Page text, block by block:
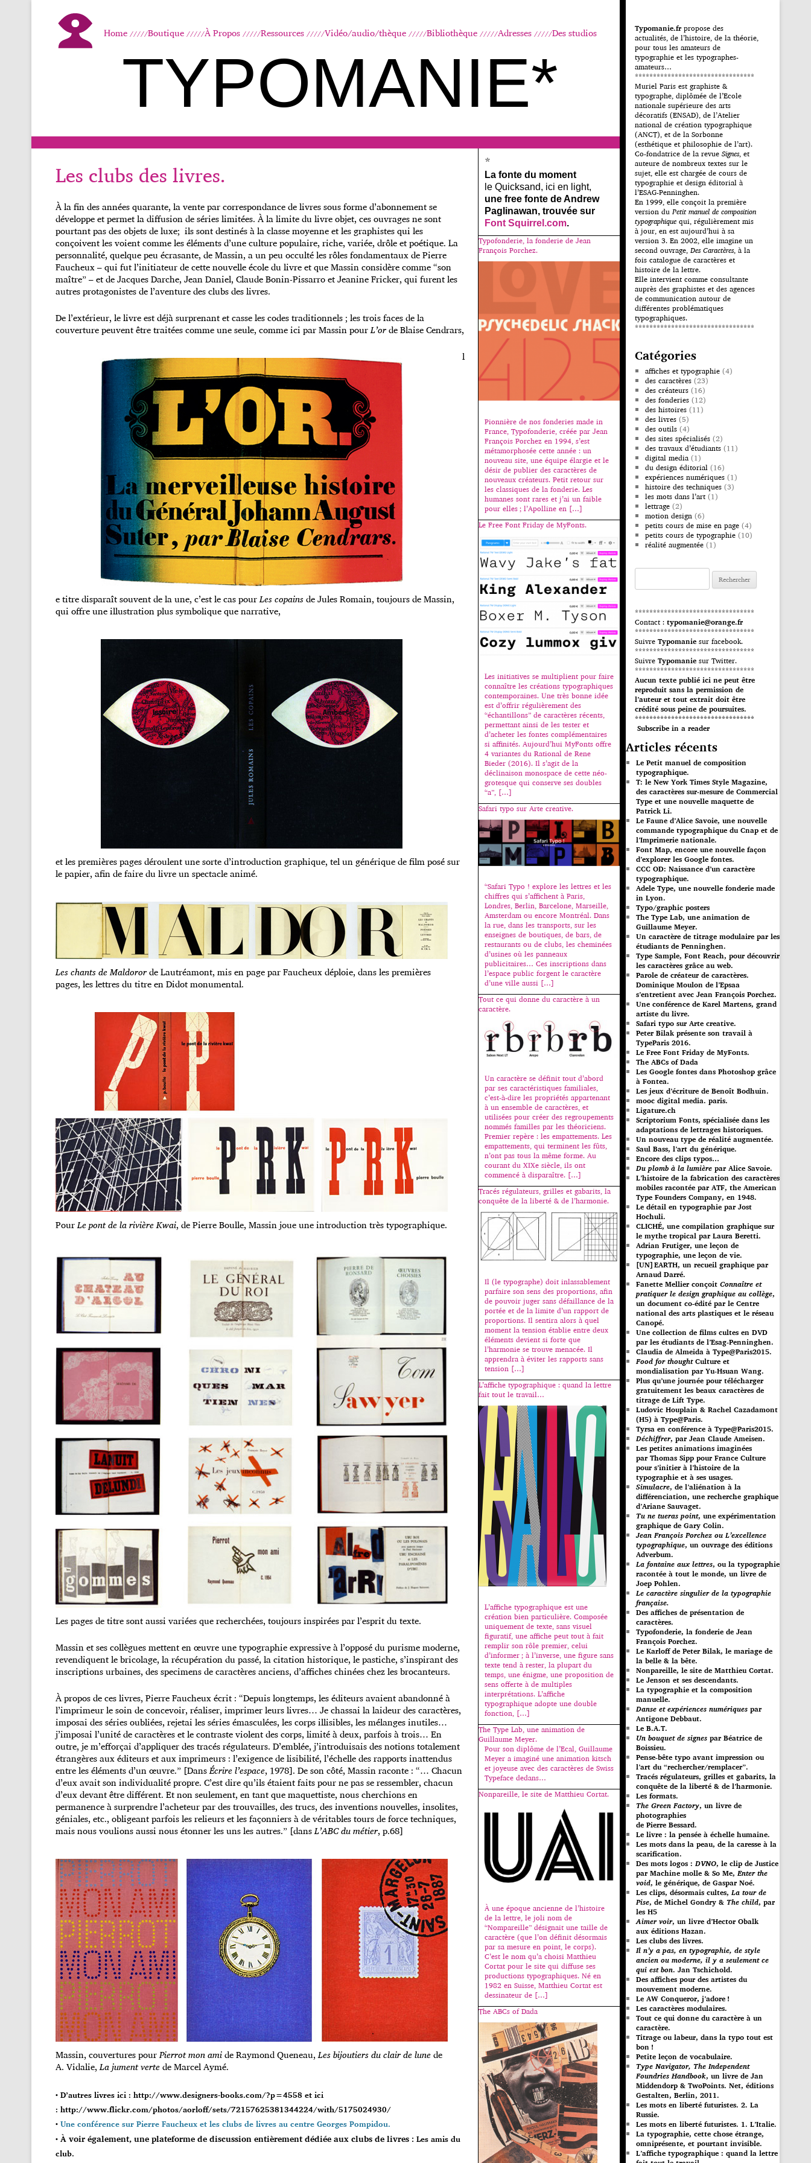
Home Boutique À Propos Ressources Vidéo/audio/thèque Bibliothèque Adresses Des studios
TYPOMANIE*
Les clubs des livres.
À la fin des années quarante, la vente par correspondance de livres sous forme d’abonnement se
développe et permet la diffusion de séries limitées. À la limite du livre objet, ces ouvrages ne sont
pourtant pas des objets de luxe; ils sont destinés à la classe moyenne et les graphistes qui les
conçoivent les voient comme les éléments d’une culture populaire, riche, variée, drôle et poétique. La
personnalité, quelque peu écrasante, de Massin, a un peu occulté les rôles fondamentaux de Pierre
Faucheux – qui fut l’initiateur de cette nouvelle école du livre et que Massin considère comme “son
maître” – et de Jacques Darche, Jean Daniel, Claude Bonin-Pissarro et Jeanine Fricker, qui furent les
autres protagonistes de l’aventure des clubs des livres.
De l’extérieur, le livre est déjà surprenant et casse les codes traditionnels ; les trois faces de la
couverture peuvent être traitées comme une seule, comme ici par Massin pourL’orde Blaise Cendrars,
l
e titre disparaît souvent de la une, c’est le cas pourLes copainsde Jules Romain, toujours de Massin,
qui offre une illustration plus symbolique que narrative,
et les premières pages déroulent une sorte d’introduction graphique, tel un générique de film posé sur
le papier, afin de faire du livre un spectacle animé.
Les chants de Maldororde Lautréamont, mis en page par Faucheux déploie, dans les premières
pages, les lettres du titre en Didot monumental.
PourLe pont de la rivière Kwai, de Pierre Boulle, Massin joue une introduction très typographique.
Les pages de titre sont aussi variées que recherchées, toujours inspirées par l’esprit du texte.
Massin et ses collègues mettent en œuvre une typographie expressive à l’opposé du purisme moderne,
revendiquent le bricolage, la récupération du passé, la citation historique, le pastiche, s’inspirant des
inscriptions urbaines, des specimens de caractères anciens, d’affiches chinées chez les brocanteurs.
À propos de ces livres, Pierre Faucheux écrit : “Depuis longtemps, les éditeurs avaient abandonné à
l’imprimeur le soin de concevoir, réaliser, imprimer leurs livres… Je chassai la laideur des caractères,
imposai des séries oubliées, rejetai les séries émasculées, les corps illisibles, les mélanges inutiles…
j’imposai l’unité de caractères et le contraste violent des corps, limité à deux, parfois à trois… En
outre, je m’efforçai d’appliquer des tracés régulateurs. D’emblée, j’introduisais des notions totalement
étrangères aux éditeurs et aux imprimeurs : l’exigence de lisibilité, l’échelle des rapports inattendus
entre les éléments d’un œuvre.” [DansÉcrire l’espace, 1978]. De son côté, Massin raconte : “… Chacun
d’eux avait son individualité propre. C’est dire qu’ils étaient faits pour ne pas se ressembler, chacun
d’eux devant être différent. Et non seulement, en tant que maquettiste, nous cherchions en
permanence à surprendre l’acheteur par des trouvailles, des trucs, des inventions nouvelles, insolites,
géniales, etc., obligeant parfois les relieurs et les façonniers à de véritables tours de force techniques,
mais nous voulions aussi nous étonner les uns les autres.” [dansL’ABC du métier, p.68]
Massin, couvertures pourPierrot mon amide Raymond Queneau,Les bijoutiers du clair de lunede
A. Vidalie,La jument vertede Marcel Aymé.
• D’autres livres ici : http://www.designers-books.com/?p=4558et ici
: http://www.flickr.com/photos/aorloff/sets/72157625381344224/with/5175024930/
•Une conférence sur Pierre Faucheux et les clubs de livres au centre Georges Pompidou.
•À voir également, une plateforme de discussion entièrement dédiée aux clubs de livres : Les amis du
club.
*
La fonte du moment
le Quicksand, ici en light,
une free fonte de Andrew
Paglinawan, trouvée sur
Font Squirrel.com.
Typofonderie, la fonderie de Jean
François Porchez.
Pionnière de nos fonderies made in
France, Typofonderie, créée par Jean
François Porchez en 1994, s’est
métamorphosée cette année : un
nouveau site, une équipe élargie et le
désir de publier des caractères de
nouveaux créateurs. Petit retour sur
les classiques de la fonderie. Les
humanes sont rares et j’ai un faible
pour elles ; l’Apolline en […]
Le Free Font Friday de MyFonts.
Les initiatives se multiplient pour faire
connaître les créations typographiques
contemporaines. Une très bonne idée
est d’offrir régulièrement des
“échantillons” de caractères récents,
permettant ainsi de les tester et
d’acheter les fontes complémentaires
si affinités. Aujourd’hui MyFonts offre
4 variantes du Rational de Rene
Bieder (2016). Il s’agit de la
déclinaison monospace de cette néo-
grotesque qui conserve ses doubles
“a”, […]
Safari typo sur Arte creative.
“Safari Typo ! explore les lettres et les
chiffres qui s’affichent à Paris,
Londres, Berlin, Barcelone, Marseille,
Amsterdam ou encore Montréal. Dans
la rue, dans les transports, sur les
enseignes de boutiques, de bars, de
restaurants ou de clubs, les cheminées
d’usines où les panneaux
publicitaires… Ces inscriptions dans
l’espace public forgent le caractère
d’une ville aussi […]
Tout ce qui donne du caractère à un
caractère.
Un caractère se définit tout d’abord
par ses caractéristiques familiales,
c’est-à-dire les propriétés appartenant
à un ensemble de caractères, et
utilisées pour créer des regroupements
nommés familles par les théoriciens.
Premier repère : les empattements. Les
empattements, qui terminent les fûts,
n’ont pas tous la même forme. Au
courant du XIXe siècle, ils ont
commencé à disparaître. […]
Tracés régulateurs, grilles et gabarits, la
conquête de la liberté & de l’harmonie.
Il (le typographe) doit inlassablement
parfaire son sens des proportions, afin
de pouvoir juger sans défaillance de la
portée et de la limite d’un rapport de
proportions. Il sentira alors à quel
moment la tension établie entre deux
éléments devient si forte que
l’harmonie se trouve menacée. Il
apprendra à éviter les rapports sans
tension […]
L’affiche typographique : quand la lettre
fait tout le travail…
L’affiche typographique est une
création bien particulière. Composée
uniquement de texte, sans visuel
figuratif, une affiche peut tout à fait
remplir son rôle premier, celui
d’informer ; à l’inverse, une figure sans
texte tend à rester, la plupart du
temps, une énigme, une proposition de
sens offerte à de multiples
interprétations. L’affiche
typographique adopte une double
fonction, […]
The Type Lab, une animation de
Guillaume Meyer.
Pour son diplôme de l’Ecal, Guillaume
Meyer a imaginé une animation kitsch
et joyeuse avec des caractères de Swiss
Typeface dedans…
Nonpareille, le site de Matthieu Cortat.
À une époque ancienne de l’histoire
de la lettre, le joli nom de
“Nompareille” désignait une taille de
caractère (que l’on définit désormais
par sa mesure en point, le corps).
C’est le nom qu’a choisi Matthieu
Cortat pour le site qui diffuse ses
productions typographiques. Né en
1982 en Suisse, Matthieu Cortat est
dessinateur de […]
The ABCs of Dada
Typomanie.fr propose des
actualités, de l’histoire, de la théorie,
pour tous les amateurs de
typographie et les typographes-
amateurs…
*********************************
Muriel Paris est graphiste &
typographe, diplômée de l’Ecole
nationale supérieure des arts
décoratifs (ENSAD), de l’Atelier
national de création typographique
(ANCT), et de la Sorbonne
(esthétique et philosophie de l’art).
Co-fondatrice de la revue Signes, et
auteure de nombreux textes sur le
sujet, elle est chargée de cours de
typographie et design éditorial à
l’ESAG-Penninghen.
En 1999, elle conçoit la première
version duPetit manuel de composition
typographique qui, régulièrement mis
à jour, en est aujourd’hui à sa
version 3. En 2002, elle imagine un
second ouvrage, Des Caractères, à la
fois catalogue de caractères et
histoire de la lettre.
Elle intervient comme consultante
auprès des graphistes et des agences
de communication autour de
différentes problématiques
typographiques.
*********************************
Catégories
affiches et typographie (4)
des caractères (23)
des créateurs (16)
des fonderies (12)
des histoires (11)
des livres (5)
des outils (4)
des sites spécialisés (2)
des travaux d’étudiants (11)
digital media (1)
du design éditorial (16)
expériences numériques (1)
histoire des techniques (3)
les mots dans l’art (1)
lettrage (2)
motion design (6)
petits cours de mise en page (4)
petits cours de typographie (10)
réalité augmentée (1)
Rechercher :
*********************************
Contact : typomanie@orange.fr
*********************************
Suivre Typomanie sur facebook.
*********************************
Suivre Typomanie sur Twitter.
*********************************
Aucun texte publié ici ne peut être
reproduit sans la permission de
l’auteur et tout extrait doit être
crédité sous peine de poursuites.
*********************************
Subscribe in a reader
Articles récents
Le Petit manuel de composition
typographique.
T: le New York Times Style Magazine,
des caractères sur-mesure de Commercial
Type et une nouvelle maquette de
Patrick Li.
Le Faune d’Alice Savoie, une nouvelle
commande typographique du Cnap et de
l’Imprimerie nationale.
Font Map, encore une nouvelle façon
d’explorer les Google fontes.
CCC OD: Naissance d’un caractère
typographique.
Adele Type, une nouvelle fonderie made
in Lyon.
Typo/graphic posters
The Type Lab, une animation de
Guillaume Meyer.
Un caractère de titrage modulaire par les
étudiants de Penninghen.
Type Sample, Font Reach, pour découvrir
les caractères grâce au web.
Parole de créateur de caractères.
Dominique Moulon de l’Epsaa
s’entretient avec Jean François Porchez.
Une conférence de Karel Martens, grand
artiste du livre.
Safari typo sur Arte creative.
Peter Bilak présente son travail à
TypeParis 2016.
Le Free Font Friday de MyFonts.
The ABCs of Dada
Les Google fontes dans Photoshop grâce
à Fontea.
Les jeux d’écriture de Benoît Bodhuin.
mooc digital media. paris.
Ligature.ch
Scriptorium Fonts, spécialisée dans les
adaptations de lettrages historiques.
Un nouveau type de réalité augmentée.
Saul Bass, l’art du générique.
Encore des clips typos…
Du plomb à la lumière par Alice Savoie.
L’histoire de la fabrication des caractères
mobiles racontée par ATF, the American
Type Founders Company, en 1948.
Le détail en typographie par Jost
Hochuli.
CLICHÉ, une compilation graphique sur
le mythe tropical par Laura Beretti.
Adrian Frutiger, une leçon de
typographie, une leçon de vie.
[UN]EARTH, un recueil graphique par
Arnaud Darré.
Fanette Mellier conçoit Connaître et
pratiquer le design graphique au collège,
un document co-édité par le Centre
national des arts plastiques et le réseau
Canopé.
Une collection de films cultes en DVD
par les étudiants de l’Esag-Penninghen.
Claudia de Almeida à Type@Paris2015.
Food for thoughtCulture et
mondialisation par Yu-Hsuan Wang.
Plus qu’une journée pour télécharger
gratuitement les beaux caractères de
titrage de Lift Type.
Ludovic Houplain & Rachel Cazadamont
(H5) à Type@Paris.
Tyrsa en conférence à Type@Paris2015.
Déchiffrer, par Jean Claude Ameisen.
Les petites animations imaginées
par Thomas Sipp pour France Culture
pour s’initier à l’histoire de la
typographie et à ses usages.
Simulacre, de l’aliénation à la
différenciation, une recherche graphique
d’Ariane Sauvaget.
Tu ne tueras point, une expérimentation
graphique de Gary Colin.
Jean François Porchez ou L’excellence
typographique, un ouvrage des éditions
Adverbum.
La fontaine aux lettres, ou la typographie
racontée à tout le monde, un livre de
Joep Pohlen.
Le caractère singulier de la typographie
française.
Des affiches de présentation de
caractères.
Typofonderie, la fonderie de Jean
François Porchez.
Le Karloff de Peter Bilak, le mariage de
la belle & la bête.
Nonpareille, le site de Matthieu Cortat.
Le Jenson et ses descendants.
La typographie et la composition
manuelle.
Danse et expériences numériques par
Antigone Debbaut.
Le B.A.T.
Un bouquet de signes par Béatrice de
Boissieu.
Pense-bête typo avant impression ou
l’art du “rechercher/remplacer”.
Tracés régulateurs, grilles et gabarits, la
conquête de la liberté & de l’harmonie.
Les formats.
The Green Factory, un livre de
photographies
de Pierre Bessard.
Le livre : la pensée à échelle humaine.
Les mots dans la peau, de la caresse à la
scarification.
Des mots logos :DVNO, le clip de Justice
par Machine molle & So Me,Enter the
void, le générique, de Gaspar Noé.
Les clips, désormais cultes,La tour de
Pise, de Michel Gondry & The child, par
les H5
Aimer voir, un livre d’Hector Obalk
aux éditions Hazan.
Les clubs des livres.
Il n’y a pas, en typographie, de style
ancien ou moderne, il y a seulement ce
qui est bon. Jan Tschichold.
Des affiches pour des artistes du
mouvement moderne.
Le AW Conqueror, j’adore !
Les caractères modulaires.
Tout ce qui donne du caractère à un
caractère.
Titrage ou labeur, dans la typo tout est
bon !
Petite leçon de vocabulaire.
Type Navigator, The Independent
Foundries Handbook, un livre de Jan
Middendorp & TwoPoints. Net, éditions
Gestalten, Berlin, 2011.
Les mots en liberté futuristes. 2. La
Russie.
Les mots en liberté futuristes. 1. L’Italie.
La typographie, cette chose étrange,
omniprésente, et pourtant invisible.
L’affiche typographique : quand la lettre